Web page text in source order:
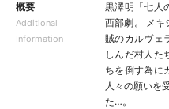
概要
Additional
Information
黒澤明「七人
西部劇。 メキ
賊のカルヴェ
しんだ村人た
ちを倒す為に
人々の願いを
た…。